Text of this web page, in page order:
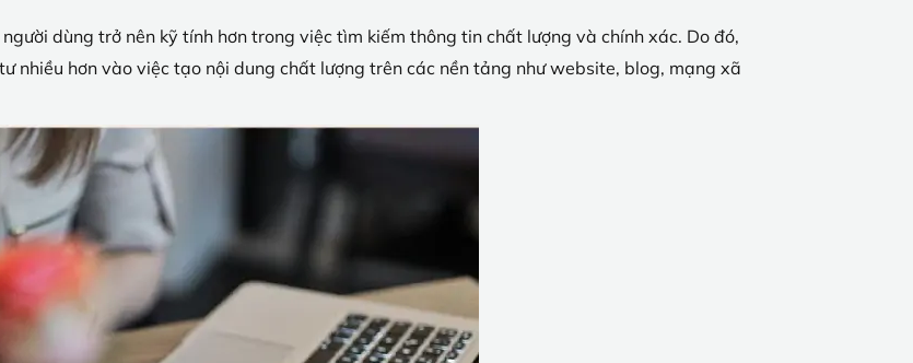
dùng trở nên kỹ tính hơn trong việc tìm kiếm thông tin chất lượng và chính xác. Do đó,
nhiều hơn vào việc tạo nội dung chất lượng trên các nền tảng như website, blog, mạng xã